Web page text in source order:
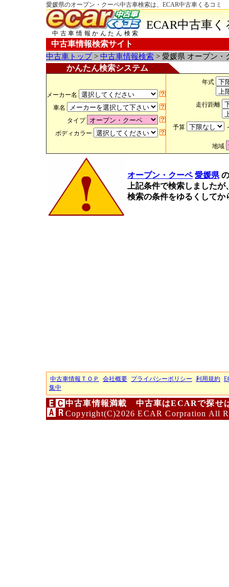
愛媛県のオープン・クーペ中古車検索は、ECAR中古車くるコミ
中古車情報かんたん検索
ECAR中古車
中古車情報検索サイト
中古車トップ> 中古車情報検索 > 愛媛県 オープン・
かんたん検索システム
メーカー名
車名
タイプ
ボディカラー
年式
走行距離
予算
地域
オープン・クーペ 愛媛県
上記条件で検索しました
検索の条件をゆるくして
中古車情報ＴＯＰ 会社概要 プライバシーポリシー 利用規約
集中
中古車情報満載 中古車はECARで探せ
Copyright(C)2026 ECAR Corpration All